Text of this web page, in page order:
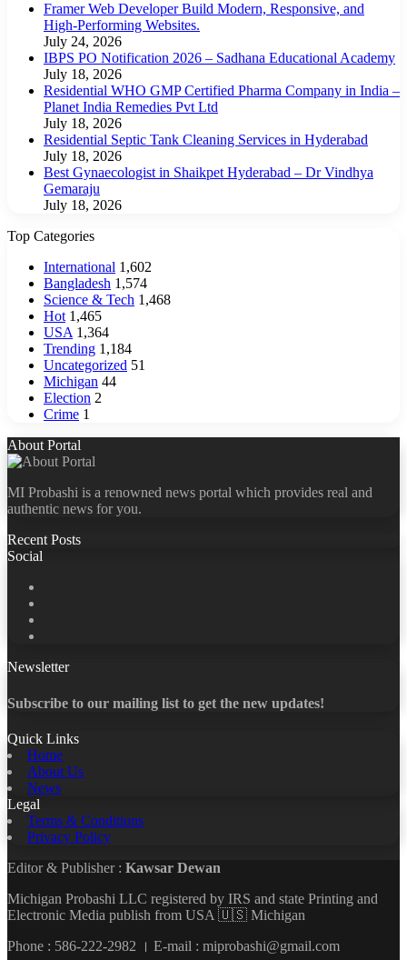
Framer Web Developer Build Modern, Responsive, and
High-Performing Websites.
July 24, 2026
IBPS PO Notification 2026 – Sadhana Educational Academy
July 18, 2026
Residential WHO GMP Certified Pharma Company in India –
Planet India Remedies Pvt Ltd
July 18, 2026
Residential Septic Tank Cleaning Services in Hyderabad
July 18, 2026
Best Gynaecologist in Shaikpet Hyderabad – Dr Vindhya
Gemaraju
July 18, 2026
Top Categories
International 1,602
Bangladesh 1,574
Science & Tech 1,468
Hot 1,465
USA 1,364
Trending 1,184
Uncategorized 51
Michigan 44
Election 2
Crime 1
About Portal
MI Probashi is a renowned news portal which provides real and
authentic news for you.
Recent Posts
Social
Newsletter
Subscribe to our mailing list to get the new updates!
Quick Links
Home
About Us
News
Legal
Terms & Conditions
Privacy Policy
Editor & Publisher : Kawsar Dewan
Michigan Probashi LLC registered by IRS and state Printing and
Electronic Media publish from USA 🇺🇸 Michigan
Phone : 586-222-2982 । E-mail : miprobashi@gmail.com